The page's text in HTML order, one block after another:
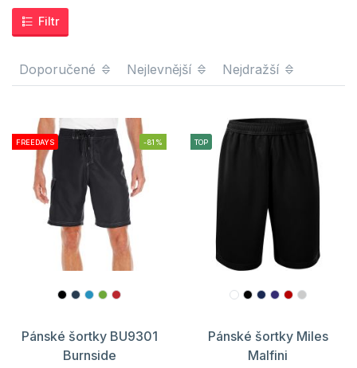
Filtr
Doporučené Nejlevnější Nejdražší
FREEDAYS -81%
Pánské šortky BU9301
Burnside
TOP
Pánské šortky Miles
Malfini